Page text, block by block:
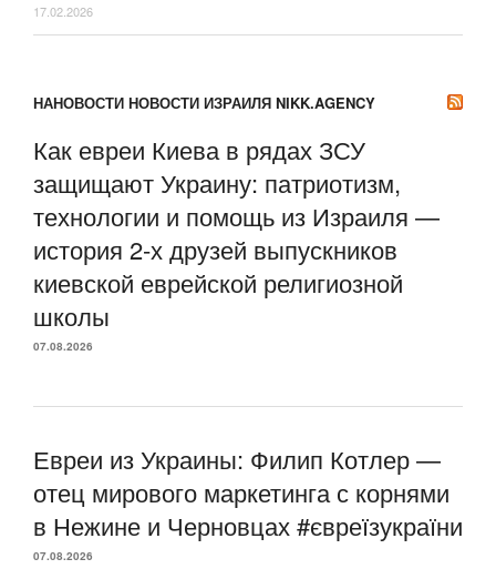
17.02.2026
НАНОВОСТИ НОВОСТИ ИЗРАИЛЯ NIKK.AGENCY
Как евреи Киева в рядах ЗСУ
защищают Украину: патриотизм,
технологии и помощь из Израиля —
история 2-х друзей выпускников
киевской еврейской религиозной
школы
07.08.2026
Евреи из Украины: Филип Котлер —
отец мирового маркетинга с корнями
в Нежине и Черновцах #євреїзукраїни
07.08.2026